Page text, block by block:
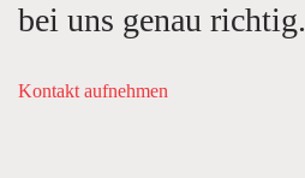
bei uns genau richtig.
Kontakt aufnehmen